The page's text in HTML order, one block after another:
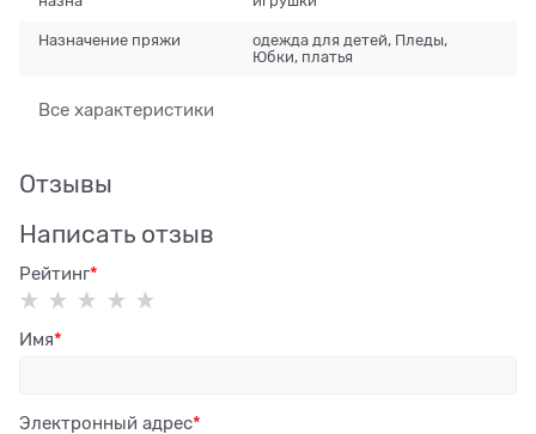
Назначение пряжи
одежда для детей, Пледы,
Юбки, платья
Все характеристики
Отзывы
Написать отзыв
Рейтинг
Имя
Электронный адрес